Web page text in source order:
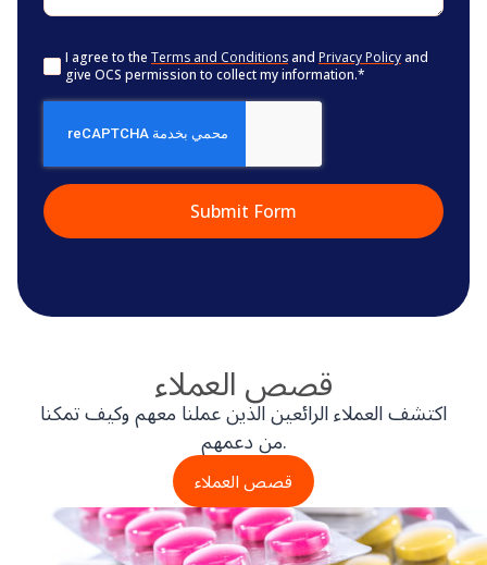
Consent*
I agree to the Terms and Conditions and Privacy Policy and
give OCS permission to collect my information.*
قصص العملاء
اكتشف العملاء الرائعين الذين عملنا معهم وكيف تمكنا
من دعمهم.
قصص العملاء